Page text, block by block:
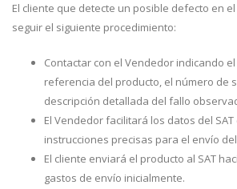
El cliente que detecte un posible defecto en
seguir el siguiente procedimiento:
Contactar con el Vendedor indicando
referencia del producto, el número de
descripción detallada del fallo
El Vendedor facilitará los datos del
instrucciones precisas para el envío
El cliente enviará el producto al SAT
gastos de envío inicialmente.